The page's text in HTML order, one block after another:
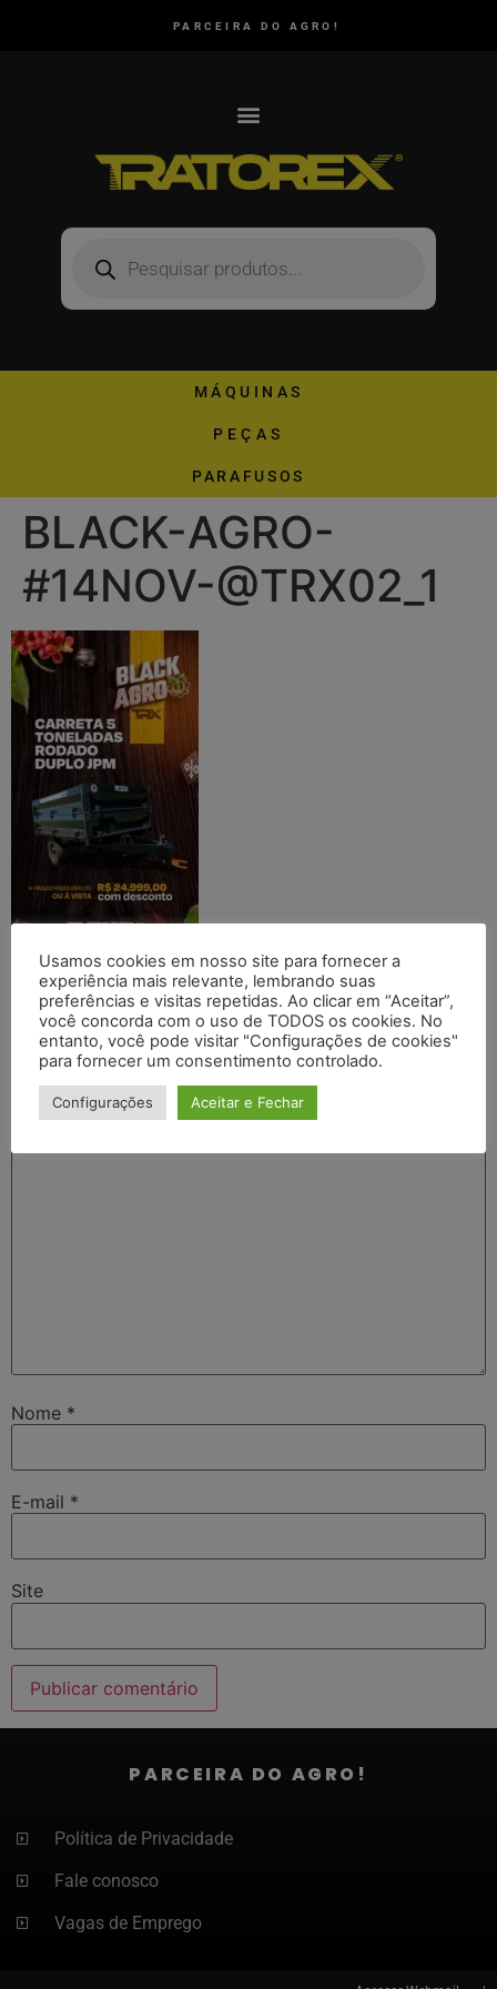
PARCEIRA DO AGRO!
MÁQUINAS
PEÇAS
PARAFUSOS
BLACK-AGRO-
#14NOV-@TRX02_1
Deixe um comentário
O seu endereço de e-mail não será publicado.
obrigatórios são marcados com*
Nome *
E-mail *
Site
PARCEIRA DO AGRO!
Política de Privacidade
Fale conosco
Vagas de Emprego
Usamos cookies em nosso site para fornecer a
experiência mais relevante, lembrando suas
preferências e visitas repetidas. Ao clicar em “Aceitar”,
você concorda com o uso de TODOS os cookies. No
entanto, você pode visitar "Configurações de cookies"
para fornecer um consentimento controlado.
Configurações Aceitar e Fechar